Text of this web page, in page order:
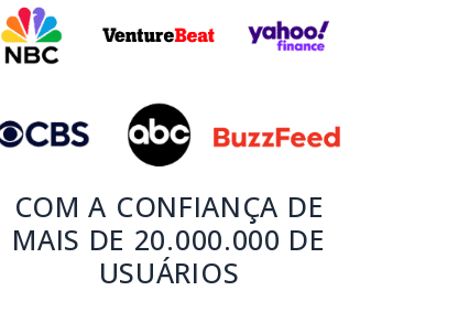
COM A CONFIANÇA DE
MAIS DE 20.000.000 DE
USUÁRIOS